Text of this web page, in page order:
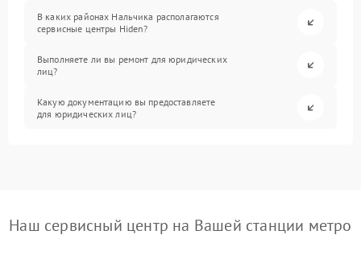
В каких районах Нальчика располагаются
сервисные центры Hiden?
Выполняете ли вы ремонт для юридических
лиц?
Какую документацию вы предоставляете
для юридических лиц?
Наш сервисный центр на Вашей станции метро